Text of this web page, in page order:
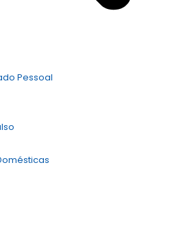
Pessoal